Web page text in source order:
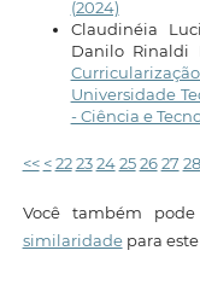
(2024)
Claudinéia
Danilo Rinaldi
Universidade
- Ciência e
<< < 22 23 24 25 26 27 28
Você também pode
similaridadepara